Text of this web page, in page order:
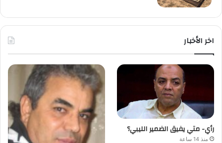
اخر الأخبار
رأي- متي يفيق الضمير الليبي؟
منذ 14 ساعة